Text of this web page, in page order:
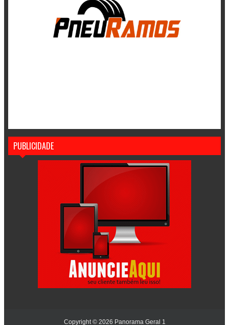
PUBLICIDADE
Copyright © 2026 Panorama Geral 1